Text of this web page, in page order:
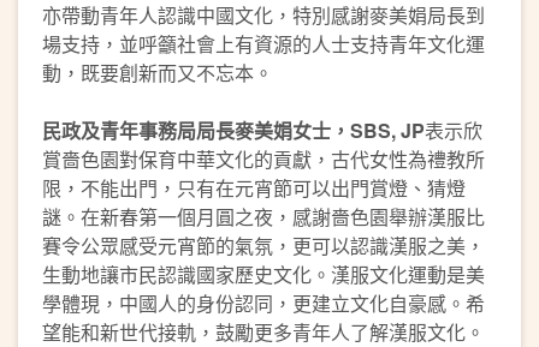
亦帶動青年人認識中國文化，特別感謝麥美娟局長到
場支持，並呼籲社會上有資源的人士支持青年文化運
動，既要創新而又不忘本。
民政及青年事務局局長麥美娟女士， SBS, JP表示欣
賞嗇色園對保育中華文化的貢獻，古代女性為禮教所
限，不能出門，只有在元宵節可以出門賞燈、猜燈
謎。在新春第一個月圓之夜，感謝嗇色園舉辦漢服比
賽令公眾感受元宵節的氣氛，更可以認識漢服之美，
生動地讓市民認識國家歷史文化。漢服文化運動是美
學體現，中國人的身份認同，更建立文化自豪感。希
望能和新世代接軌，鼓勵更多青年人了解漢服文化。